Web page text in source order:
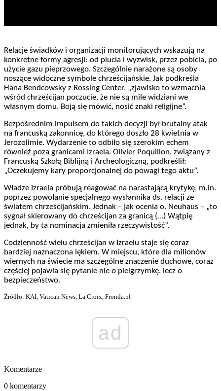
Relacje świadków i organizacji monitorujących wskazują na
konkretne formy agresji: od plucia i wyzwisk, przez pobicia, po
użycie gazu pieprzowego. Szczególnie narażone są osoby
noszące widoczne symbole chrześcijańskie. Jak podkreśla
Hana Bendcowsky z Rossing Center, „zjawisko to wzmacnia
wśród chrześcijan poczucie, że nie są mile widziani we
własnym domu. Boją się mówić, nosić znaki religijne”.
Bezpośrednim impulsem do takich decyzji był brutalny atak
na francuską zakonnicę, do którego doszło 28 kwietnia w
Jerozolimie. Wydarzenie to odbiło się szerokim echem
również poza granicami Izraela. Olivier Poquillon, związany z
Francuską Szkołą Biblijną i Archeologiczną, podkreślił:
„Oczekujemy kary proporcjonalnej do powagi tego aktu”.
Władze Izraela próbują reagować na narastającą krytykę, m.in.
poprzez powołanie specjalnego wysłannika ds. relacji ze
światem chrześcijańskim. Jednak – jak ocenia o. Neuhaus – „to
sygnał skierowany do chrześcijan za granicą (…) Wątpię
jednak, by ta nominacja zmieniła rzeczywistość”.
Codzienność wielu chrześcijan w Izraelu staje się coraz
bardziej naznaczona lękiem. W miejscu, które dla milionów
wiernych na świecie ma szczególne znaczenie duchowe, coraz
częściej pojawia się pytanie nie o pielgrzymkę, lecz o
bezpieczeństwo.
Źródło: KAI, Vatican News, La Croix, Fronda.pl
ad
Komentarze
0 komentarzy